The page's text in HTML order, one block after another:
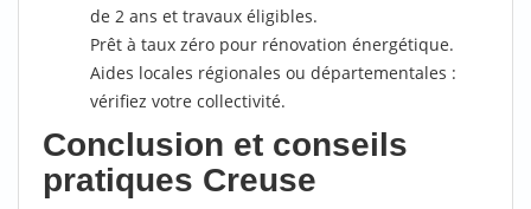
de 2 ans et travaux éligibles.
Prêt à taux zéro pour rénovation énergétique.
Aides locales régionales ou départementales :
vérifiez votre collectivité.
Conclusion et conseils
pratiques Creuse